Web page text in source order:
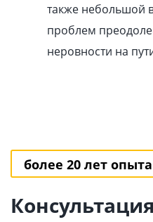
также небольшой
проблем
неровности на
более 20 лет опыта